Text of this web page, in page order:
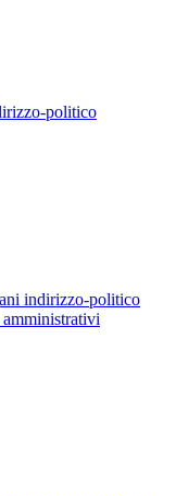
politico
indirizzo-politico